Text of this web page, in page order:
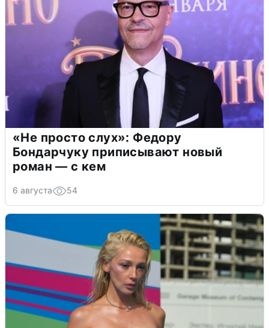
«Не просто слух»: Федору
Бондарчуку приписывают новый
роман — с кем
6 августа 54